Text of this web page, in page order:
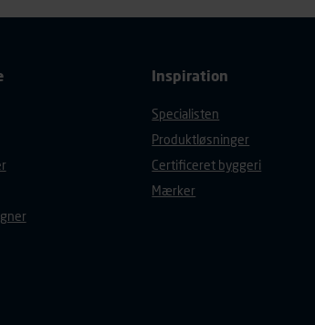
Inspiration
Specialisten
Produktløsninger
Certificeret byggeri
Mærker